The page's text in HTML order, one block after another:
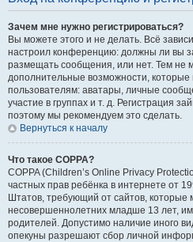
Зачем мне нужно регистрироваться?
Вы можете этого и не делать. Всё
настроил конференцию: должны ли вы
размещать сообщения, или нет. Тем не
дополнительные возможности,
пользователям: аватары, личные
участие в группах и т. д. Регистрация
поэтому мы рекомендуем это сделать.
Вернуться к началу
Что такое COPPA?
COPPA (Children’s Online Privacy
частных прав ребёнка в интернете от
Штатов, требующий от сайтов, которые
несовершеннолетних младше 13 лет,
родителей. Допустимо наличие иного
опекуны разрешают сбор личной